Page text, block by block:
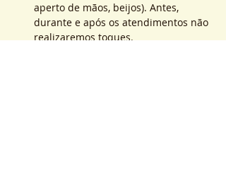
aperto de mãos, beijos). Antes,
durante e após os atendimentos não
realizaremos toques.